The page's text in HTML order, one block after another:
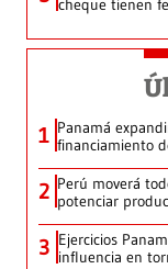
cheque tienen
1 Panamá
financiamiento
2 Perú moverá
potenciar
3 Ejercicios
influencia en